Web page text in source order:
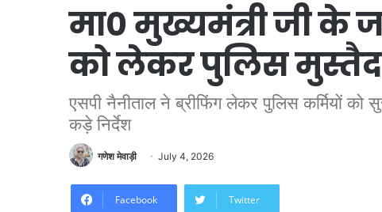
मा0 मुख्यमंत्री जी के
को लेकर पुलिस मुस्तैद
एसपी नैनीताल ने ब्रीफिंग लेकर पुलिस कर्मियों को
कड़े निर्देश
गणेश मेवाड़ी July 4, 2026
Facebook Twitter